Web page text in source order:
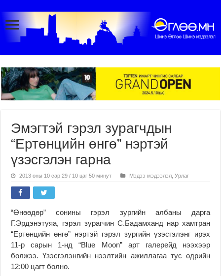
Эмэгтэй гэрэл зурагчдын
“Ертөнцийн өнгө” нэртэй
үзэсгэлэн гарна
2013 оны 10 сар 29 / 10 цаг 50 минут Мэдээ мэдээлэл ,Урлаг
“Өнөөдөр” сонины гэрэл зургийн албаны дарга
Г.Эрдэнэтуяа, гэрэл зурагчин С.Бадамханд нар хамтран
“Ертөнцийн өнгө” нэртэй гэрэл зургийн үзэсгэлэнг ирэх
11-р сарын 1-нд “Blue Moon” арт галерейд нээхээр
болжээ. Үзэсгэлэнгийн нээлтийн ажиллагаа тус өдрийн
12:00 цагт болно.